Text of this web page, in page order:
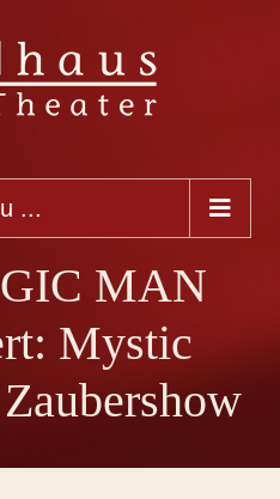
...
MAN
Mystic